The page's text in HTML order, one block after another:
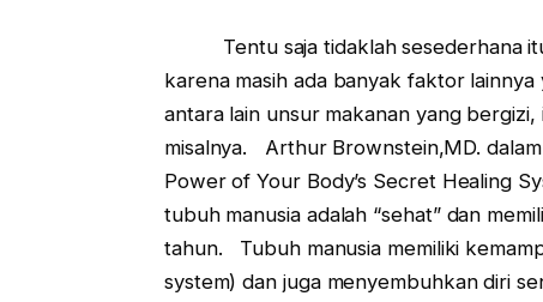
Tentu saja tidaklah sesederhana itu
karena masih ada banyak faktor
antara lain unsur makanan yang
misalnya. Arthur Brownstein,MD.
Power of Your Body’s Secret Healing
tubuh manusia adalah “sehat” dan
tahun. Tubuh manusia memiliki
system) dan juga menyembuhkan diri